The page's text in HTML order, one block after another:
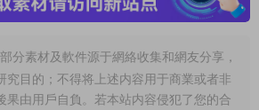
部分素材及軟件源于網絡收集和網友分享，
究目的；不得将上述内容用于商業或者非
果由用戶自負。若本站内容侵犯了您的合